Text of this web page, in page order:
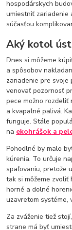
hospodárskych
umiestniť zariadenie
súčasťou
Aký kotol
Dnes si môžeme
a spôsobov
zariadenie pre svoje
venovať pozornosť
pece možno rozdeliť
a kvapalné palivá.
funguje. Stále
na ekohrášok a
Pohodlné by malo
kúrenia. To určuje
spaľovaniu, pretože
tak si môžeme zvoliť
horné a dolné
uzavretom systéme,
Za zváženie tiež
strane má byť